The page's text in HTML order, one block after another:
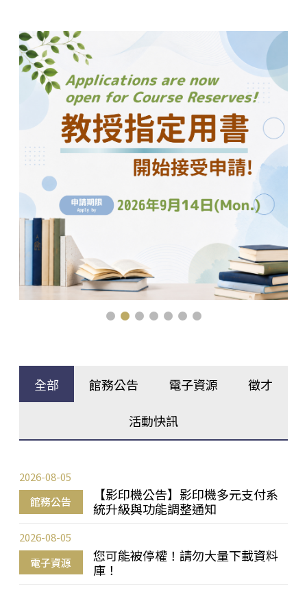
全部 館務公告 電子資源 徵才
活動快訊
館務公告
【影印機公告】影印機多元支付系
統升級與功能調整通知
2026-08-05
電子資源
您可能被停權！請勿大量下載資料
庫！
2026-08-05